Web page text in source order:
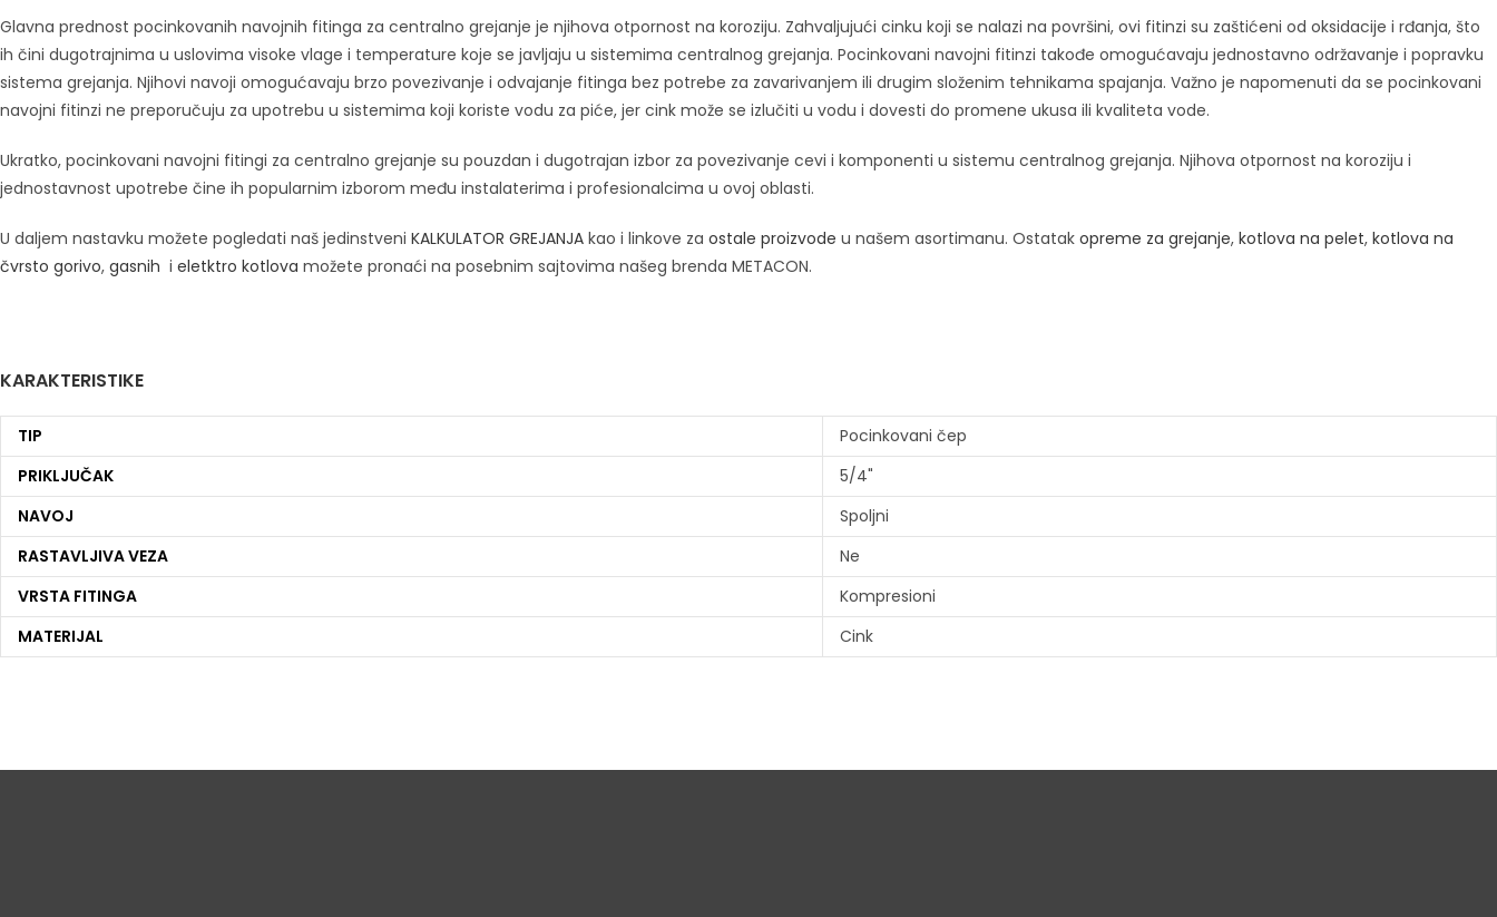
Glavna prednost pocinkovanih navojnih fitinga za centralno grejanje je njihova otpornost na koroziju. Zahvaljujući cinku koji se nalazi na površini, ovi fitinzi su zaštićeni od oksidacije i rđanja, što
ih čini dugotrajnima u uslovima visoke vlage i temperature koje se javljaju u sistemima centralnog grejanja. Pocinkovani navojni fitinzi takođe omogućavaju jednostavno održavanje i popravku
sistema grejanja. Njihovi navoji omogućavaju brzo povezivanje i odvajanje fitinga bez potrebe za zavarivanjem ili drugim složenim tehnikama spajanja. Važno je napomenuti da se pocinkovani
navojni fitinzi ne preporučuju za upotrebu u sistemima koji koriste vodu za piće, jer cink može se izlučiti u vodu i dovesti do promene ukusa ili kvaliteta vode.
Ukratko, pocinkovani navojni fitingi za centralno grejanje su pouzdan i dugotrajan izbor za povezivanje cevi i komponenti u sistemu centralnog grejanja. Njihova otpornost na koroziju i
jednostavnost upotrebe čine ih popularnim izborom među instalaterima i profesionalcima u ovoj oblasti.
U daljem nastavku možete pogledati naš jedinstveni KALKULATOR GREJANJA kao i linkove za ostale proizvode u našem asortimanu. Ostatak opreme za grejanje, kotlova na pelet, kotlova na
čvrsto gorivo, gasnih i eletktro kotlova možete pronaći na posebnim sajtovima našeg brenda METACON.
KARAKTERISTIKE
TIP
Pocinkovani čep
PRIKLJUČAK
5/4"
NAVOJ
Spoljni
RASTAVLJIVA VEZA
Ne
VRSTA FITINGA
Kompresioni
MATERIJAL
Cink